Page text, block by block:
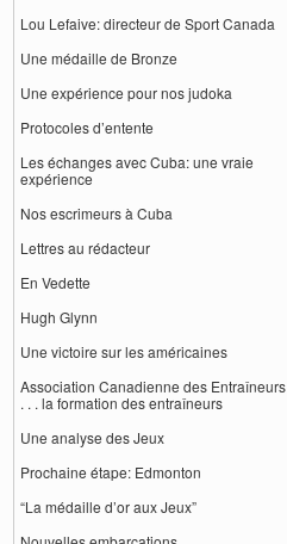
Lou Lefaive: directeur de Sport Canada
Une médaille de Bronze
Une expérience pour nos judoka
Protocoles d’entente
Les échanges avec Cuba: une vraie
expérience
Nos escrimeurs à Cuba
Lettres au rédacteur
En Vedette
Hugh Glynn
Une victoire sur les américaines
Association Canadienne des Entraîneurs
. . . la formation des entraîneurs
Une analyse des Jeux
Prochaine étape: Edmonton
“La médaille d’or aux Jeux”